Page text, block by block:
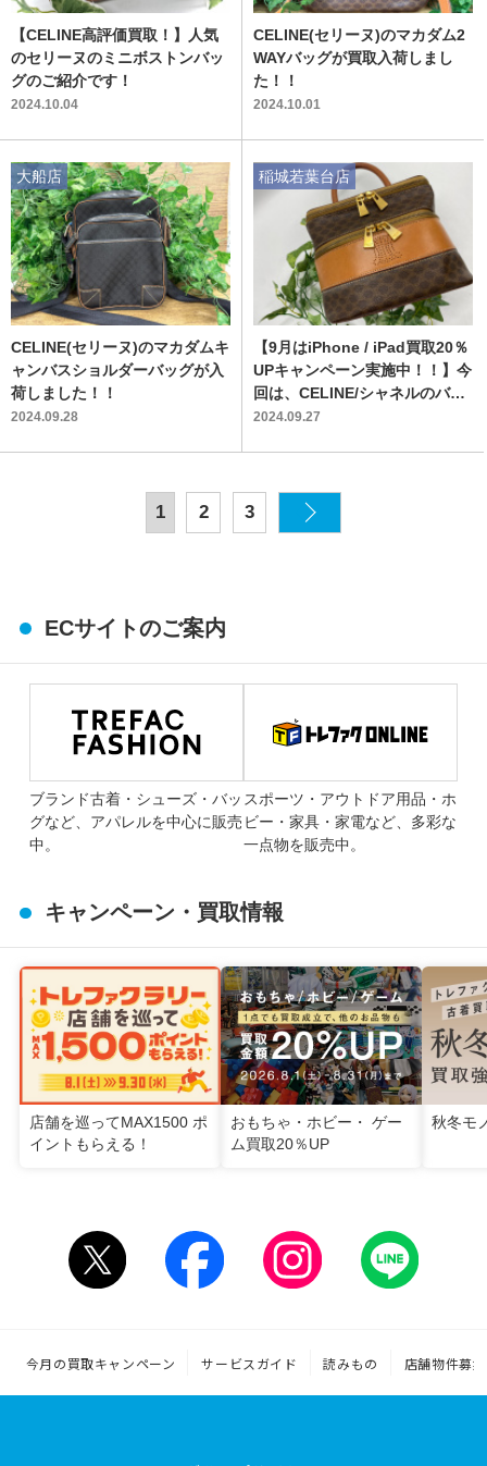
【CELINE高評価買取！】人気
のセリーヌのミニボストンバッ
グのご紹介です！
2024.10.04
CELINE(セリーヌ)のマカダム2
WAYバッグが買取入荷しまし
た！！
2024.10.01
CELINE(セリーヌ)のマカダムキ
ャンバスショルダーバッグが入
荷しました！！
2024.09.28
大船店
【9月はiPhone / iPad買取20％
UPキャンペーン実施中！！】今
回は、CELINE/シャネルのバニ
ティバックのご紹介です！！
2024.09.27
稲城若葉台店
1 2 3
ECサイトのご案内
ブランド古着・シューズ・バッ
グなど、アパレルを中心に販売
中。
スポーツ・アウトドア用品・ホ
ビー・家具・家電など、多彩な
一点物を販売中。
キャンペーン・買取情報
店舗を巡ってMAX1500 ポ
イントもらえる！
おもちゃ・ホビー・ ゲー
ム買取20％UP
秋冬モ
今月の買取キャンペーン サービスガイド 読みもの 店舗物件募集